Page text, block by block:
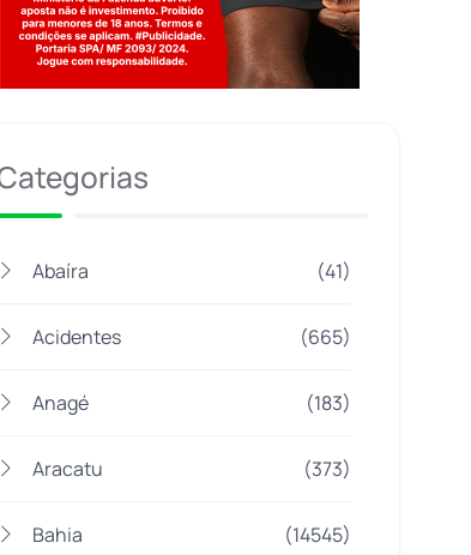
Abaíra (41)
Acidentes (665)
Anagé (183)
Aracatu (373)
Bahia (14545)